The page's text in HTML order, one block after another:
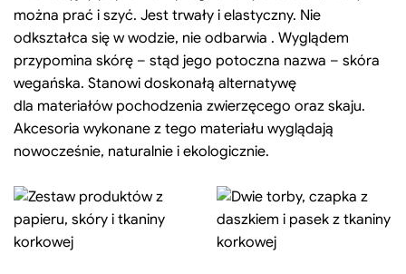
można prać i szyć. Jest trwały i elastyczny. Nie
odkształca się w wodzie, nie odbarwia . Wyglądem
przypomina skórę – stąd jego potoczna nazwa – skóra
wegańska. Stanowi doskonałą alternatywę
dla materiałów pochodzenia zwierzęcego oraz skaju.
Akcesoria wykonane z tego materiału wyglądają
nowocześnie, naturalnie i ekologicznie.